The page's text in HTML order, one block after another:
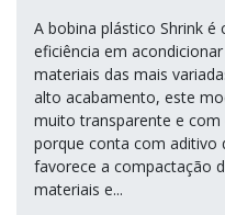
A bobina plástico Shrink é
eficiência em
materiais das mais
alto acabamento, este
muito transparente e
porque conta com aditivo
favorece a compactação
materiais e...